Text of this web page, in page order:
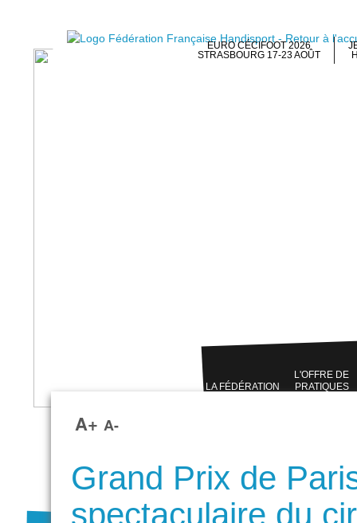
EURO CÉCIFOOT 2026
STRASBOURG 17-23 AOÛT
LA FÉDÉRATION
L'OFFRE DE
PRATIQUES
A+ A-
Grand Prix de
spectaculaire du